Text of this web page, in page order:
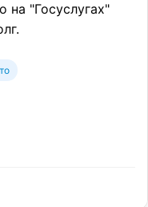
на "Госуслугах"